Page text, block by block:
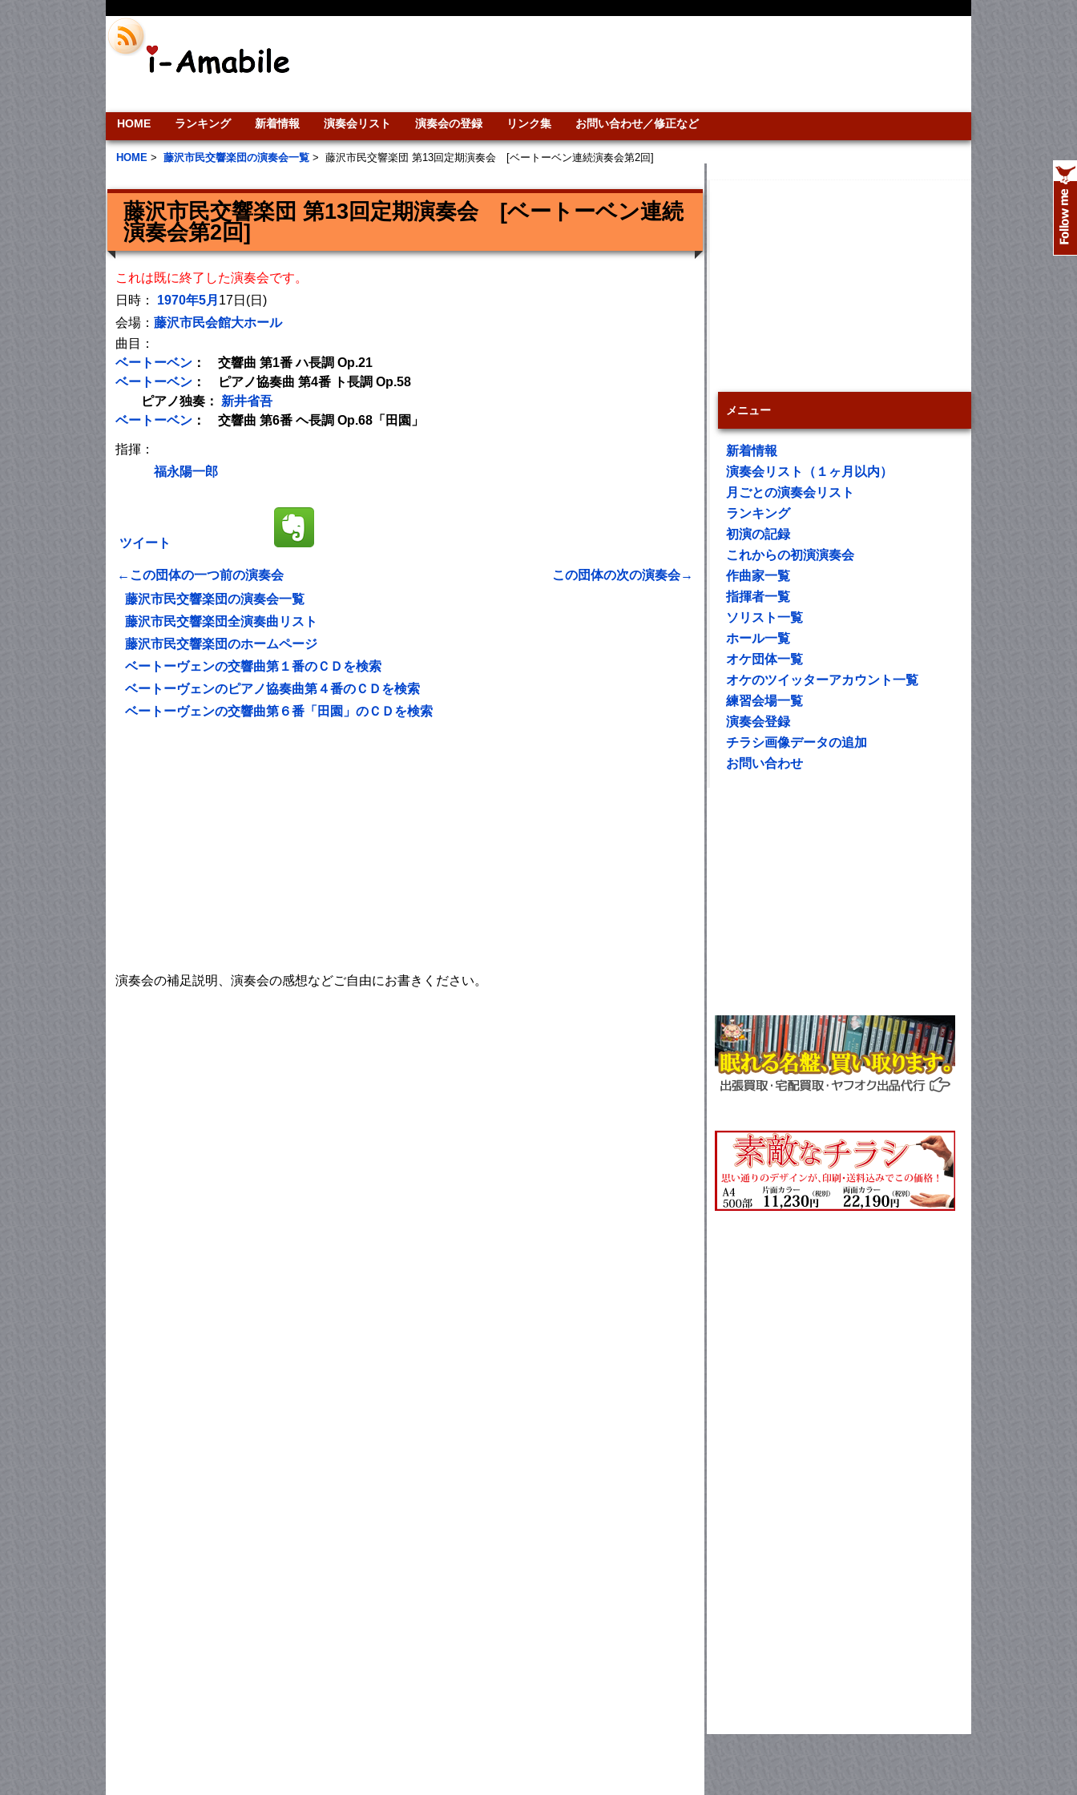
HOME ランキング 新着情報 演奏会リスト 演奏会の登録 リンク集 お問い合わせ／修正など
HOME > 藤沢市民交響楽団の演奏会一覧 > 藤沢市民交響楽団 第13回定期演奏会 [ベートーベン連続演奏会第2回]
藤沢市民交響楽団 第13回定期演奏会 [ベートーベン連続
演奏会第2回]
これは既に終了した演奏会です。
日時： 1970年5月 17日(日)
会場： 藤沢市民会館大ホール
曲目：
ベートーベン ： 交響曲 第1番 ハ長調 Op.21
ベートーベン ： ピアノ協奏曲 第4番 ト長調 Op.58
ピアノ独奏： 新井省吾
ベートーベン ： 交響曲 第6番 ヘ長調 Op.68「田園」
指揮：
福永陽一郎
ツイート
←この団体の一つ前の演奏会
この団体の次の演奏会→
藤沢市民交響楽団の演奏会一覧
藤沢市民交響楽団全演奏曲リスト
藤沢市民交響楽団のホームページ
ベートーヴェンの交響曲第１番のＣＤを検索
ベートーヴェンのピアノ協奏曲第４番のＣＤを検索
ベートーヴェンの交響曲第６番「田園」のＣＤを検索
演奏会の補足説明、演奏会の感想などご自由にお書きください。
メニュー
新着情報
演奏会リスト（１ヶ月以内）
月ごとの演奏会リスト
ランキング
初演の記録
これからの初演演奏会
作曲家一覧
指揮者一覧
ソリスト一覧
ホール一覧
オケ団体一覧
オケのツイッターアカウント一覧
練習会場一覧
演奏会登録
チラシ画像データの追加
お問い合わせ